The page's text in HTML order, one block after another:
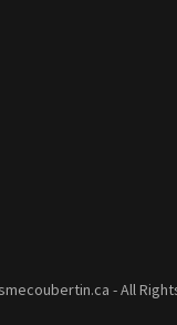
- All